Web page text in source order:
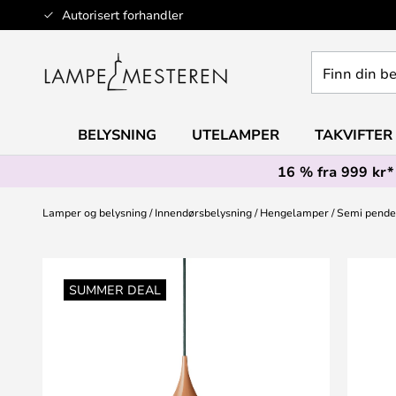
Autorisert forhandler
Hopp
til
din
BELYSNING UTELAMPER TAKVIFTER
16 % fra 999 kr*
Lamper og belysning Innendørsbelysning Hengelamper Semi
SUMMER DEAL